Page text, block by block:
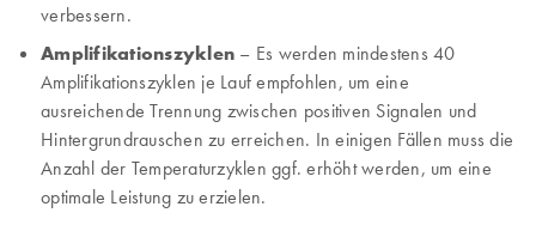
verbessern.
Amplifikationszyklen – Es werden mindestens 40
Amplifikationszyklen je Lauf empfohlen, um eine
ausreichende Trennung zwischen positiven Signalen und
Hintergrundrauschen zu erreichen. In einigen Fällen muss die
Anzahl der Temperaturzyklen ggf. erhöht werden, um eine
optimale Leistung zu erzielen.